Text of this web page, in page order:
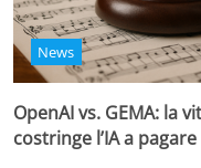
News
OpenAI vs. GEMA: la
costringe l’IA a